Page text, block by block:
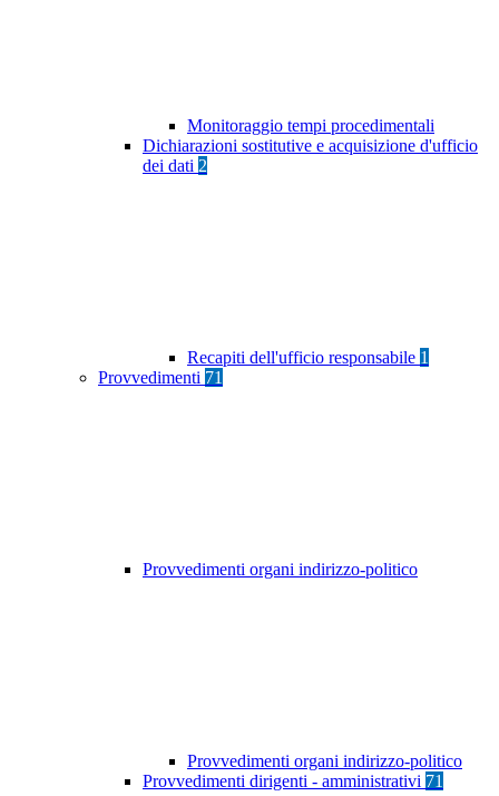
Monitoraggio tempi procedimentali
Dichiarazioni sostitutive e acquisizione d'ufficio
dei dati 2
Recapiti dell'ufficio responsabile 1
Provvedimenti 71
Provvedimenti organi indirizzo-politico
Provvedimenti organi indirizzo-politico
Provvedimenti dirigenti - amministrativi 71